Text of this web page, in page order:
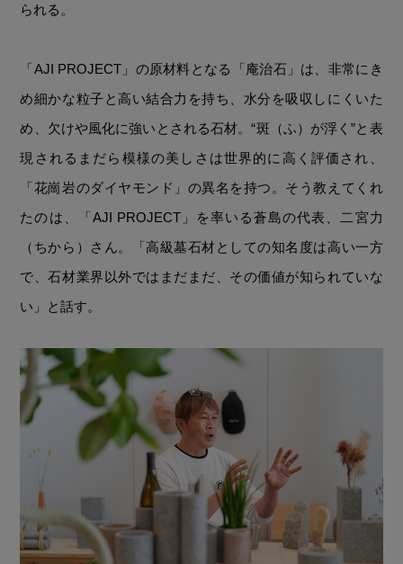
られる。
「AJI PROJECT」の原材料となる「庵治石」は、非常にき
め細かな粒子と高い結合力を持ち、水分を吸収しにくいた
め、欠けや風化に強いとされる石材。“斑（ふ）が浮く”と表
現されるまだら模様の美しさは世界的に高く評価され、
「花崗岩のダイヤモンド」の異名を持つ。そう教えてくれ
たのは、「AJI PROJECT」を率いる蒼島の代表、二宮力
（ちから）さん。「高級墓石材としての知名度は高い一方
で、石材業界以外ではまだまだ、その価値が知られていな
い」と話す。